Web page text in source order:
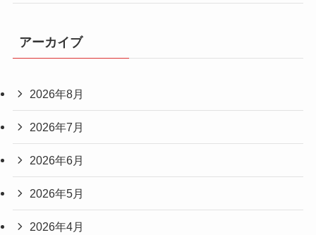
アーカイブ
2026年8月
2026年7月
2026年6月
2026年5月
2026年4月